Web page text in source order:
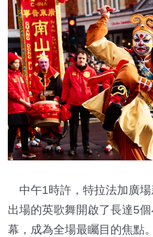
中午1時許，特拉法加廣
出場的英歌舞開啟了長達5
幕，成為全場最矚目的焦點